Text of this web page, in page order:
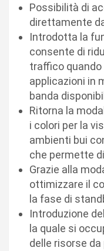
Possibilità di
direttamente
Introdotta la
consente di
traffico quando
applicazioni in
banda
Ritorna la
i colori per la
ambienti bui
che permette
Grazie alla
ottimizzare il
la fase di
Introduzione
la quale si
delle risorse